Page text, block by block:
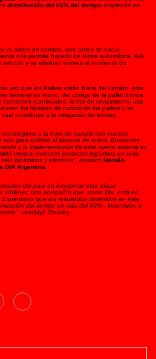
disminución del 66% del tiempo empleado en
vs orden de compra, que antes se hacía
nos permite hacerlo de forma automática. Así,
y se eliminan errores al momento de
vez que los Pallets están fuera del camión, esta
terminal de mano, del código de la pallet donde
(cantidades, fecha de vencimiento, uxb,
los tiempos de control de los pallets y se
contribuye a la mitigación de errores.
a la hora de cumplir con nuestro
con gran calidad al alcance de todos. Buscamos
y la implementación de este nuevo sistema es
mejorar nuestros procesos logísticos en toda
dinámicos y efectivos”, destacó Hernán
DIA Argentina
del país en incorporar esta eficaz
Unilever, una compañía que, como Dia, está en
que los resultados obtenidos en este
del tiempo en más del 60%-, incentiven a
”, concluyó Zavaley.